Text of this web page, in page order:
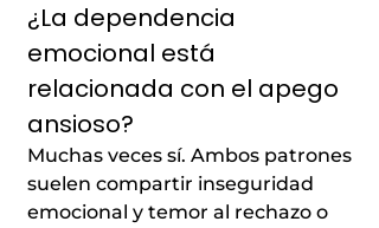
¿La dependencia
emocional está
relacionada con el apego
ansioso?
Muchas veces sí. Ambos patrones
suelen compartir inseguridad
emocional y temor al rechazo o